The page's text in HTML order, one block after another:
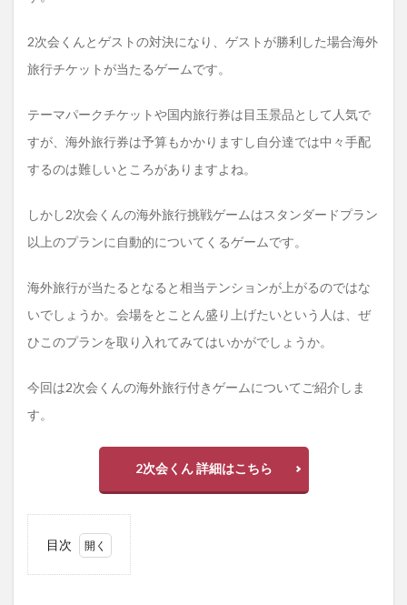
2次会くんとゲストの対決になり、ゲストが勝利した場合海外
旅行チケットが当たるゲームです。
テーマパークチケットや国内旅行券は目玉景品として人気で
すが、海外旅行券は予算もかかりますし自分達では中々手配
するのは難しいところがありますよね。
しかし2次会くんの海外旅行挑戦ゲームはスタンダードプラン
以上のプランに自動的についてくるゲームです。
海外旅行が当たるとなると相当テンションが上がるのではな
いでしょうか。会場をとことん盛り上げたいという人は、ぜ
ひこのプランを取り入れてみてはいかがでしょうか。
今回は2次会くんの海外旅行付きゲームについてご紹介しま
す。
2次会くん 詳細はこちら
目次